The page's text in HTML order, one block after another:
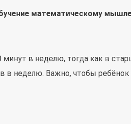
математическому
в неделю, тогда как в
неделю. Важно, чтобы